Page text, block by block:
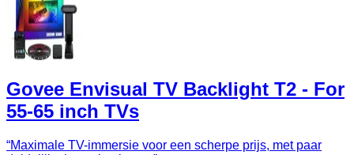
Govee Envisual TV Backlight T2 - For
55-65 inch TVs
“Maximale TV-immersie voor een scherpe prijs, met paar